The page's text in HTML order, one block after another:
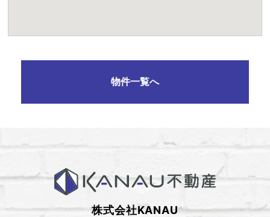
物件一覧へ
株式会社KANAU